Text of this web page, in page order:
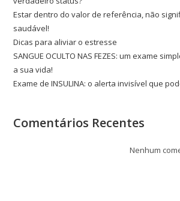
Estar dentro do valor de referência, não
saudável!
Dicas para aliviar o estresse
SANGUE OCULTO NAS FEZES: um exame
a sua vida!
Exame de INSULINA: o alerta invisível que
Comentários Recentes
Nenhum